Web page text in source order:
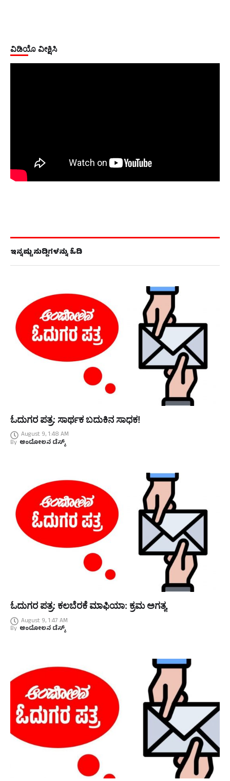
ವಿಡಿಯೊ ವೀಕ್ಷಿಸಿ
ಇನ್ನಷ್ಟು ಸುದ್ದಿಗಳನ್ನು ಓದಿ
ಓದುಗರ ಪತ್ರ: ಸಾರ್ಥಕ ಬದುಕಿನ ಸಾಧಕ!
August 9, 1:48 AM
By ಆಂದೋಲನ ಡೆಸ್ಕ್
ಓದುಗರ ಪತ್ರ: ಕಲಬೆರಕೆ ಮಾಫಿಯಾ: ಕ್ರಮ ಅಗತ್ಯ
August 9, 1:47 AM
By ಆಂದೋಲನ ಡೆಸ್ಕ್